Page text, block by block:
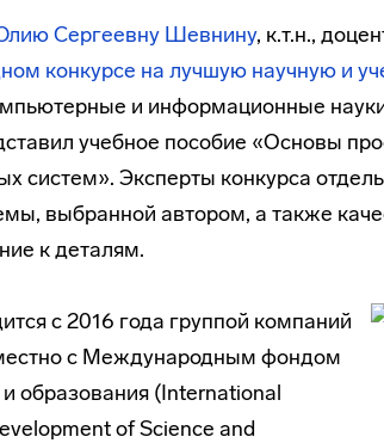
Сергеевну Шевнину, к.т.н.,
конкурсе на лучшую научную и
и информационные
учебное пособие «Основы
систем». Эксперты конкурса
выбранной автором, а также
к деталям.
с 2016 года группой компаний
с Международным фондом
и образования (International
of Science and